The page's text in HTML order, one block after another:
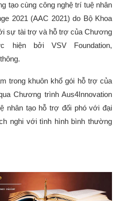
tạo cùng công nghệ trí tuệ nhân
2021 (AAC 2021) do Bộ Khoa
sự tài trợ và hỗ trợ của Chương
hiện bởi VSV Foundation,
trong khuôn khổ gói hỗ trợ của
Chương trình Aus4Innovation
nhân tạo hỗ trợ đối phó với đại
nghi với tình hình bình thường